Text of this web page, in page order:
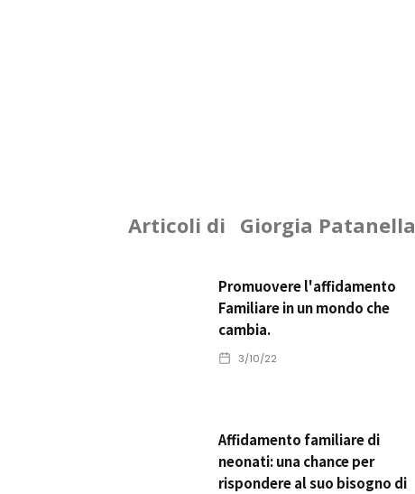
Articoli di Giorgia Patanella
Promuovere l'affidamento
Familiare in un mondo che
cambia.
3/10/22
Affidamento familiare di
neonati: una chance per
rispondere al suo bisogno di